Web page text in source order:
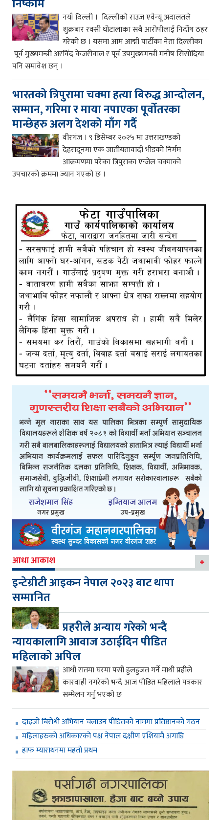
निष्काम
नयाँ दिल्ली । दिल्लीको राउज़ एवेन्यू अदालतले
शुक्रबार रक्सी घोटालाका सबै आरोपीलाई निर्दोष ठहर
गरेको छ । यसमा आम आद्मी पार्टीका नेता दिल्लीका
पूर्व मुख्यमन्त्री अरविंद केजरीवाल र पूर्व उपमुख्यमन्त्री मनीष सिसोदिया
पनि समावेश छन् ।
भारतको त्रिपुरामा चक्मा हत्या बिरुद्ध आन्दोलन,
सम्मान, गरिमा र माया नपाएका पूर्वोतरका
मान्छेहरु अलग देशको माँग गर्दै
वीरगंज । ९ डिसेम्बर २०२५ मा उत्तराखण्डको
देहरादूनमा एक जातीयतावादी भीडको निर्मम
आक्रमणमा परेका त्रिपुराका एन्जेल चक्माको
उपचारको क्रममा ज्यान गएको छ ।
आधा आकाश
इन्टेग्रीटी आइकन नेपाल २०२३ बाट थापा
सम्मानित
प्रहरीले अन्याय गरेको भन्दै
न्यायकालागि आवाज उठाईदिन पीडित
महिलाको अपिल
आधी रातमा घरमा पसी हुलहुजत गर्ने माथी प्रहीले
कारवाही नगरेको भन्दै आज पीडित महिलाले पत्रकार
सम्मेलन गर्नु भएको छ
दाइजो बिरोधी अभियान चलाउन पीडितको नाममा प्रतिष्ठानको गठन
महिलाहरुको अधिकारको पक्ष नेपाल दक्षीण एशियामै अगाडि
हाफ म्याराथनमा महतो प्रथम